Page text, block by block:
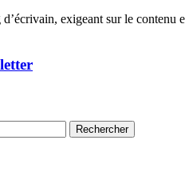
exigeant sur le contenu